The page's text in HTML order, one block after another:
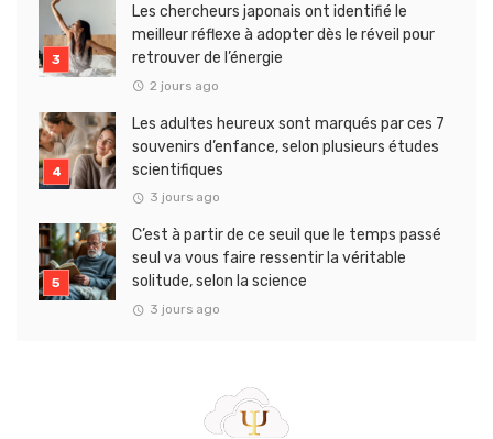
Les chercheurs japonais ont identifié le
meilleur réflexe à adopter dès le réveil pour
retrouver de l’énergie
2 jours ago
Les adultes heureux sont marqués par ces 7
souvenirs d’enfance, selon plusieurs études
scientifiques
3 jours ago
C’est à partir de ce seuil que le temps passé
seul va vous faire ressentir la véritable
solitude, selon la science
3 jours ago